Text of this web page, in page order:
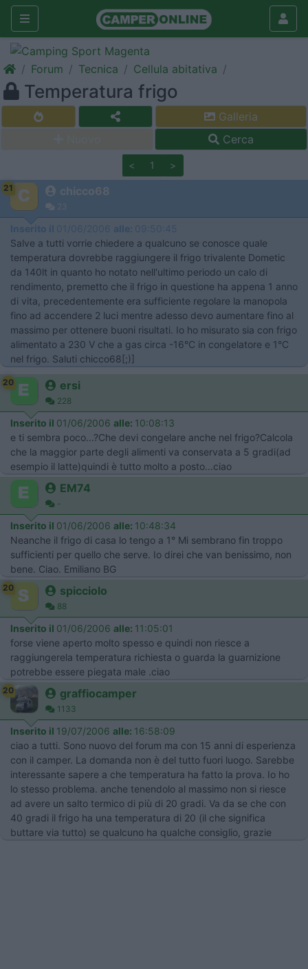
Forum Tecnica Cellula abitativa
Temperatura frigo
Galleria
Cerca
< 1 >
21 chicco68
23
Inserito il 01/06/2006 alle: 09:50:45
Salve a tutti vorrie chiedere a qualcuno se conosce quale
temperatura dovrebbe raggiungere il frigo trivalente Dometic
da 140lt in quanto ho notato nell'ultimo periodo un calo di
rendimento, premetto che il frigo in questione ha appena 1 anno
di vita, precedentemente era sufficiente regolare la manopola
fino ad accendere 2 luci mentre adesso devo aumentare fino al
massimo per ottenere buoni risultati. Io ho misurato sia con frigo
alimentato a 230 V che a gas circa -16°C in congelatore e 1°C
nel frigo. Saluti chicco68[;)]
20 ersi
228
Inserito il 01/06/2006 alle: 10:08:13
e ti sembra poco...?Che devi congelare anche nel frigo?Calcola
che la maggior parte degli alimenti va conservata a 5 gradi(ad
esempio il latte)quindi è tutto molto a posto...ciao
EM74
-
Inserito il 01/06/2006 alle: 10:48:34
Neanche il frigo di casa lo tengo a 1° Mi sembrano fin troppo
sufficienti per quello che serve. Io direi che van benissimo, non
bene. Ciao. Emiliano BG
20 spicciolo
88
Inserito il 01/06/2006 alle: 11:05:01
forse viene aperto molto spesso e quindi non riesce a
raggiungerela temperatura richiesta o guarda la guarnizione
potrebbe essere piegata male .ciao
20 graffiocamper
1133
Inserito il 19/07/2006 alle: 16:58:09
ciao a tutti. Sono nuovo del forum ma con 15 anni di esperienza
con il camper. La domanda non è del tutto fuori luogo. Sarebbe
interessante sapere a che temperatura ha fatto la prova. Io ho
lo stesso problema. anche tenendolo al massimo non si riesce
ad avere un salto termico di più di 20 gradi. Va da se che con
40 gradi il frigo ha una temperatura di 20 (il che significa
buttare via tutto) se qualcuno ha qualche consiglio, grazie